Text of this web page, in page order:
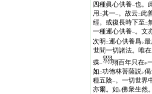
四種眞心供養一也。
用 二其一一。故云 二 此
經。或復長時下至 二
一種運心供養一。文
次明 二運心供養爲レ
世間一切諸法。唯在
蝶一 翔百年只在中
如 二功徳林菩薩説レ
種五陰一。一切世界
亦爾。如 レ佛衆生然